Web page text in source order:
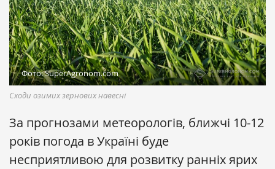
Фото: SuperAgronom.com
Сходи озимих зернових навесні
За прогнозами метеорологів, ближчі 10-12
років погода в Україні буде
несприятливою для розвитку ранніх ярих